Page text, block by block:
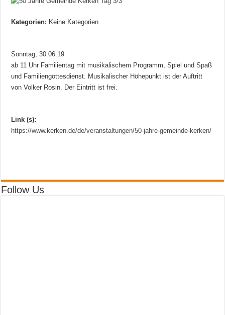
Kategorien: Keine Kategorien
Sonntag, 30.06.19
ab 11 Uhr Familientag mit musikalischem Programm, Spiel und Spaß
und Familiengottesdienst. Musikalischer Höhepunkt ist der Auftritt
von Volker Rosin. Der Eintritt ist frei.
Link (s):
https://www.kerken.de/de/veranstaltungen/50-jahre-gemeinde-kerken/
Follow Us